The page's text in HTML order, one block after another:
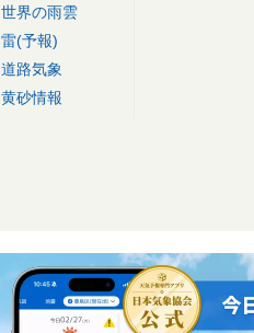
世界の雨雲
雷(予報)
道路気象
黄砂情報